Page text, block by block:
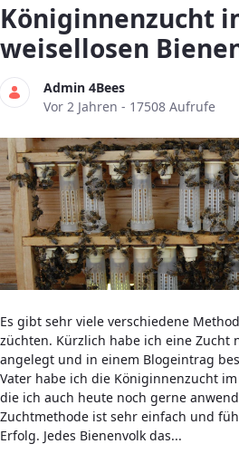
Königinnenzucht
weisellosen
Admin 4Bees
Publikationsdatum
Vor 2 Jahren - 17508 Aufrufe
Es gibt sehr viele verschiedene
züchten. Kürzlich habe ich eine Zucht
angelegt und in einem Blogeintrag
Vater habe ich die Königinnenzucht
die ich auch heute noch gerne
Zuchtmethode ist sehr einfach und
Erfolg. Jedes Bienenvolk das...